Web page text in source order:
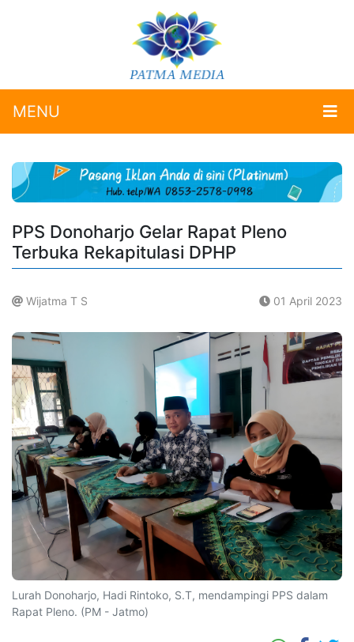
MENU
PPS Donoharjo Gelar Rapat Pleno
Terbuka Rekapitulasi DPHP
Wijatma T S 01 April 2023
Lurah Donoharjo, Hadi Rintoko, S.T, mendampingi PPS dalam
Rapat Pleno. (PM - Jatmo)